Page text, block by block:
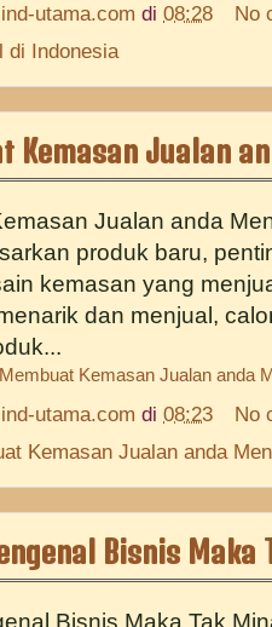
utama.com di 08:28
No
di Indonesia
Kemasan Jualan
Jualan anda
produk baru,
kemasan yang
dan menjual,
Kemasan Jualan anda
utama.com di 08:23
No
Kemasan Jualan anda
Bisnis Maka
Bisnis Maka Tak